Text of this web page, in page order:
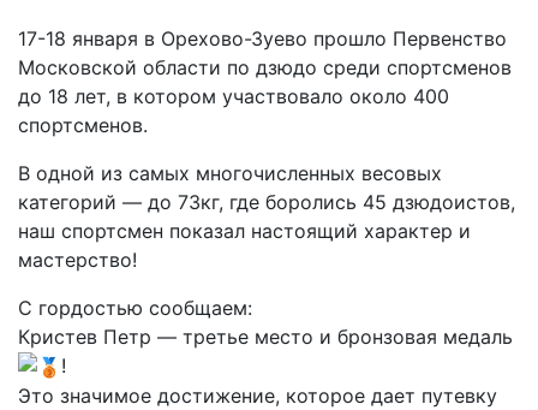
17-18 января в Орехово-Зуево прошло Первенство
Московской области по дзюдо среди спортсменов
до 18 лет, в котором участвовало около 400
спортсменов.
В одной из самых многочисленных весовых
категорий — до 73кг, где боролись 45 дзюдоистов,
наш спортсмен показал настоящий характер и
мастерство!
C гордостью сообщаем:
Кристев Петр — третье место и бронзовая медаль
!
Это значимое достижение, которое дает путевку